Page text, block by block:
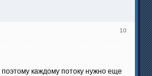
10
каждому потоку нужно еще